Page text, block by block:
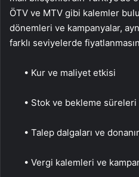
ÖTV ve MTV gibi kalemler
dönemleri ve kampanyalar,
farklı seviyelerde
• Kur ve maliyet etkisi
• Stok ve bekleme süreleri
• Talep dalgaları ve
• Vergi kalemleri ve